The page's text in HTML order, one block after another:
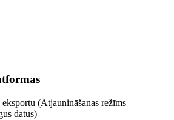
(Atjaunināšanas režīms
datus)